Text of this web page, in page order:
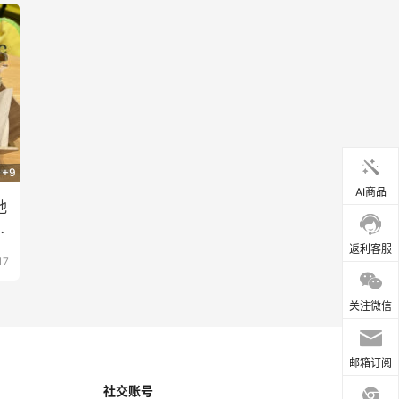
+9
AI商品
返利客服
关注微信
邮箱订阅
社交账号